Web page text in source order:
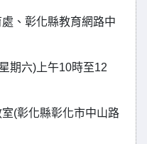
、彰化縣教育網路中
期六)上午10時至12
(彰化縣彰化市中山路